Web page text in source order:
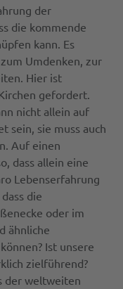
der
die kommende
kann. Es
Umdenken, zur
Hier ist
gefordert.
nicht allein auf
sein, sie muss auch
Auf einen
dass allein eine
Lebenserfahrung
die
oder im
ähnliche
Ist unsere
zielführend?
der weltweiten